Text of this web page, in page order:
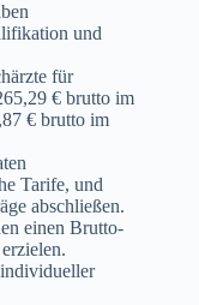
und
für
€ brutto im
€ brutto im
Tarife, und
abschließen.
einen Brutto-